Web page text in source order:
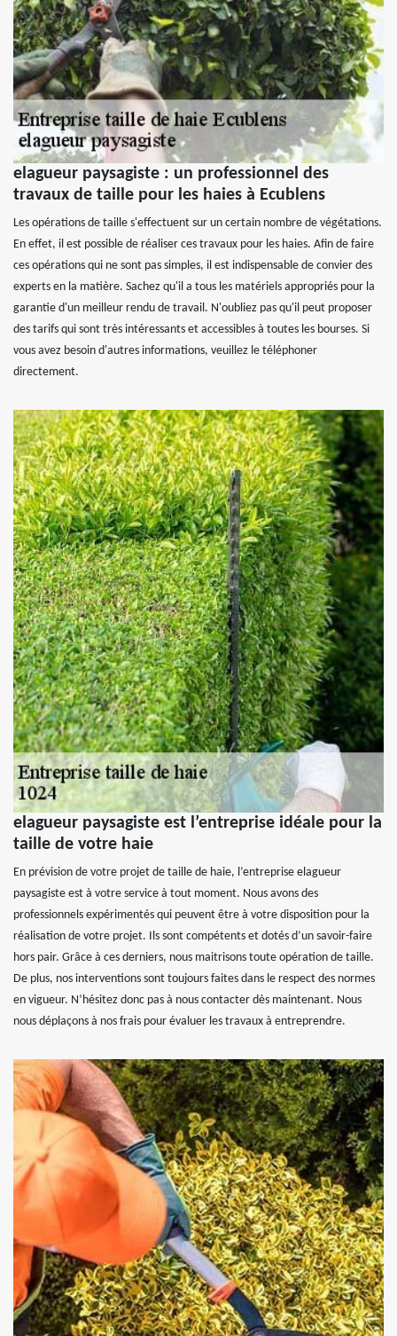
elagueur paysagiste : un professionnel des
travaux de taille pour les haies à Ecublens
Les opérations de taille s'effectuent sur un certain nombre de végétations.
En effet, il est possible de réaliser ces travaux pour les haies. Afin de faire
ces opérations qui ne sont pas simples, il est indispensable de convier des
experts en la matière. Sachez qu'il a tous les matériels appropriés pour la
garantie d'un meilleur rendu de travail. N'oubliez pas qu'il peut proposer
des tarifs qui sont très intéressants et accessibles à toutes les bourses. Si
vous avez besoin d'autres informations, veuillez le téléphoner
directement.
elagueur paysagiste est l’entreprise idéale pour la
taille de votre haie
En prévision de votre projet de taille de haie, l’entreprise elagueur
paysagiste est à votre service à tout moment. Nous avons des
professionnels expérimentés qui peuvent être à votre disposition pour la
réalisation de votre projet. Ils sont compétents et dotés d’un savoir-faire
hors pair. Grâce à ces derniers, nous maitrisons toute opération de taille.
De plus, nos interventions sont toujours faites dans le respect des normes
en vigueur. N’hésitez donc pas à nous contacter dès maintenant. Nous
nous déplaçons à nos frais pour évaluer les travaux à entreprendre.